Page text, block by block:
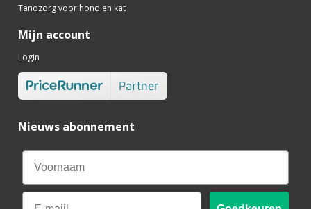
Tandzorg voor hond en kat
Mijn account
Login
Nieuws abonnement
Email